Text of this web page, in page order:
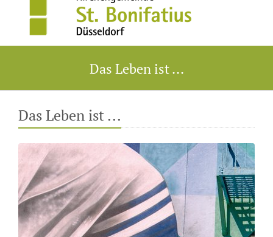
Das Leben ist ...
Das Leben ist ...